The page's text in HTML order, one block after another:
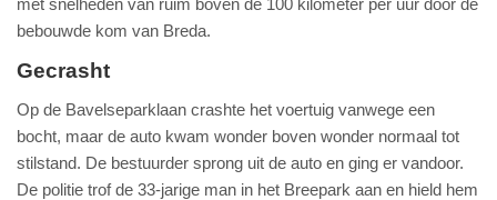
met snelheden van ruim boven de 100 kilometer per uur door de
bebouwde kom van Breda.
Gecrasht
Op de Bavelseparklaan crashte het voertuig vanwege een
bocht, maar de auto kwam wonder boven wonder normaal tot
stilstand. De bestuurder sprong uit de auto en ging er vandoor.
De politie trof de 33-jarige man in het Breepark aan en hield hem